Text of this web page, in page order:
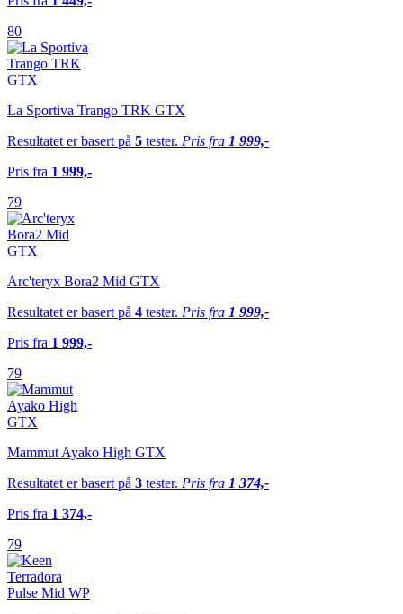
80
La Sportiva Trango TRK GTX
Resultatet er basert på 5 tester. Pris fra 1 999,-
Pris fra 1 999,-
79
Arc'teryx Bora2 Mid GTX
Resultatet er basert på 4 tester. Pris fra 1 999,-
Pris fra 1 999,-
79
Mammut Ayako High GTX
Resultatet er basert på 3 tester. Pris fra 1 374,-
Pris fra 1 374,-
79